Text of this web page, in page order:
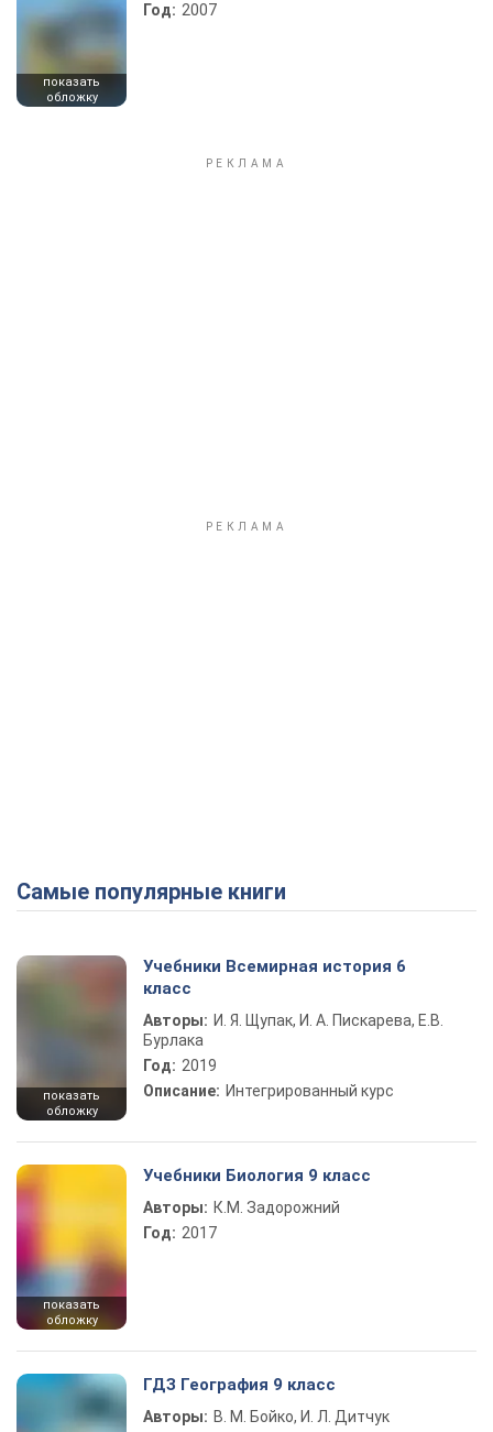
показать
обложку
Год: 2007
Самые популярные книги
показать
обложку
Учебники Всемирная история 6
класс
Авторы: И. Я. Щупак, И. А. Пискарева, Е.В.
Бурлака
Год: 2019
Описание: Интегрированный курс
показать
обложку
Учебники Биология 9 класс
Авторы: К.М. Задорожний
Год: 2017
ГДЗ География 9 класс
Авторы: В. М. Бойко, И. Л. Дитчук